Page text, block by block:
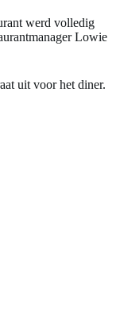
werd volledig
Lowie
uit voor het diner.